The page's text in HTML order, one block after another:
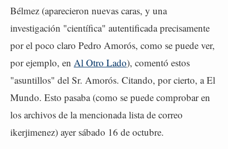
Bélmez (aparecieron nuevas caras, y una
investigación "científica" autentificada precisamente
por el poco claro Pedro Amorós, como se puede ver,
por ejemplo, en Al Otro Lado), comentó estos
"asuntillos" del Sr. Amorós. Citando, por cierto, a El
Mundo. Esto pasaba (como se puede comprobar en
los archivos de la mencionada lista de correo
ikerjimenez) ayer sábado 16 de octubre.